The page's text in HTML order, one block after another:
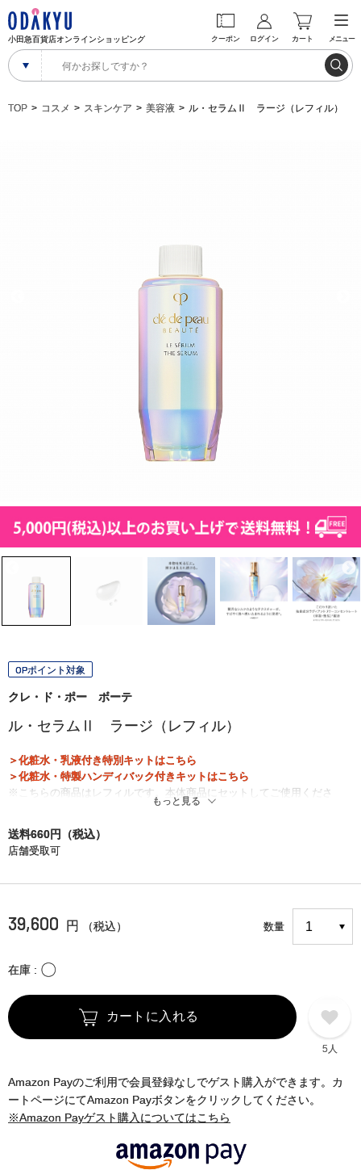
小田急百貨店オンラインショッピング クーポン ログイン カート メニュー
TOP コスメ スキンケア 美容液 ル・セラムⅡ ラージ（レフィル）
OPポイント対象
クレ・ド・ポー ボーテ
ル・セラムⅡ ラージ（レフィル）
＞化粧水・乳液付き特別キットはこちら
＞化粧水・特製ハンディバック付きキットはこちら
※こちらの商品はレフィルです。 本体商品 にセットしてご使用くださ
もっと見る
送料660円（税込）
店舗受取可
39,600 円 （税込） 数量
在庫 〇
カートに入れる
5人
Amazon Payのご利用で会員登録なしでゲスト購入ができます。カ
ートページにてAmazon Payボタンをクリックしてください。
※Amazon Payゲスト購入についてはこちら